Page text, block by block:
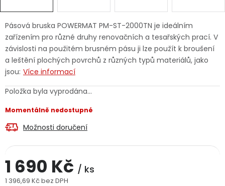
Značky
Velkoobchodní spolupráce (B2B)
Servis nářadí Hodnocení obchodu
Doprava a platba
Pásová bruska POWERMAT PM-ST-2000TN je ideálním
zařízením pro různé druhy renovačních a tesařských prací. V
závislosti na použitém brusném pásu ji lze použít k broušení
a leštění plochých povrchů z různých typů materiálů, jako
jsou: Více informací
Položka byla vyprodána…
Momentálně nedostupné
Možnosti doručení
1 690 Kč / ks
1 396,69 Kč bez DPH